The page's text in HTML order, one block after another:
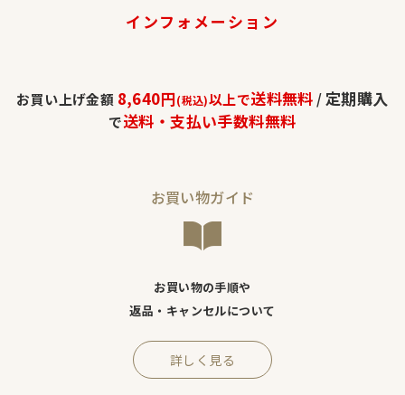
インフォメーション
お買い上げ金額 8,640円(税込)以上で送料無料 /定期購入
で送料・支払い手数料無料
お買い物ガイド
お買い物の手順や
返品・キャンセルについて
詳しく見る